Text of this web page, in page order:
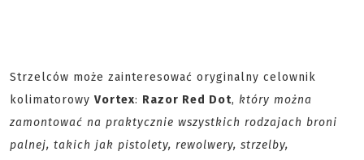
Strzelców może zainteresować oryginalny celownik
kolimatorowy Vortex: Razor Red Dot, który można
zamontować na praktycznie wszystkich rodzajach broni
palnej, takich jak pistolety, rewolwery, strzelby,